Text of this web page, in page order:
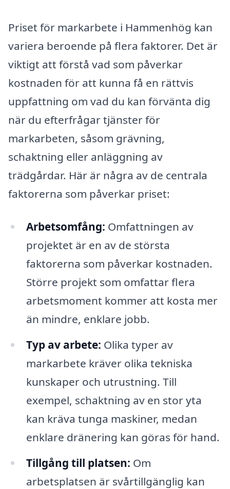
Priset för markarbete i Hammenhög kan
variera beroende på flera faktorer. Det är
viktigt att förstå vad som påverkar
kostnaden för att kunna få en rättvis
uppfattning om vad du kan förvänta dig
när du efterfrågar tjänster för
markarbeten, såsom grävning,
schaktning eller anläggning av
trädgårdar. Här är några av de centrala
faktorerna som påverkar priset:
Arbetsomfång: Omfattningen av
projektet är en av de största
faktorerna som påverkar kostnaden.
Större projekt som omfattar flera
arbetsmoment kommer att kosta mer
än mindre, enklare jobb.
Typ av arbete: Olika typer av
markarbete kräver olika tekniska
kunskaper och utrustning. Till
exempel, schaktning av en stor yta
kan kräva tunga maskiner, medan
enklare dränering kan göras för hand.
Tillgång till platsen: Om
arbetsplatsen är svårtillgänglig kan